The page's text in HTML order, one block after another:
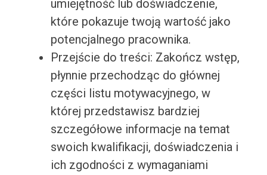
umiejętność lub doświadczenie,
które pokazuje twoją wartość jako
potencjalnego pracownika.
Przejście do treści: Zakończ wstęp,
płynnie przechodząc do głównej
części listu motywacyjnego, w
której przedstawisz bardziej
szczegółowe informacje na temat
swoich kwalifikacji, doświadczenia i
ich zgodności z wymaganiami